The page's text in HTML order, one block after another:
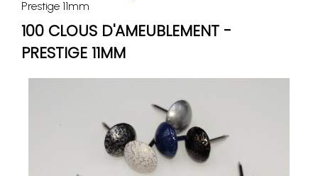
Prestige 11mm
100 CLOUS D'AMEUBLEMENT -
PRESTIGE 11MM